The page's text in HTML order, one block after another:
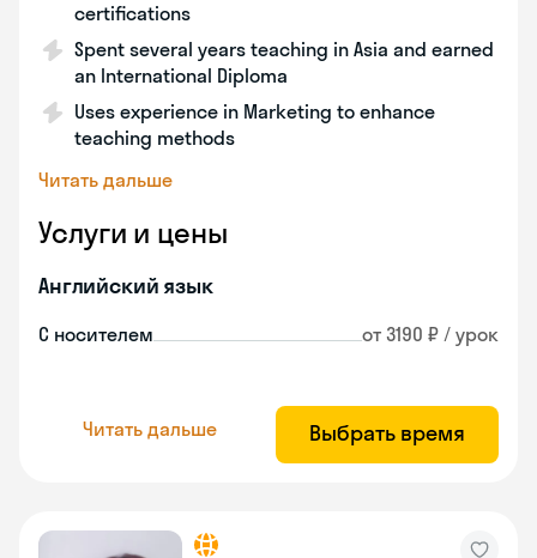
certifications
Spent several years teaching in Asia and earned
an International Diploma
Uses experience in Marketing to enhance
teaching methods
Читать дальше
Услуги и цены
Английский язык
С носителем от 3190 ₽ / урок
Читать дальше Выбрать время